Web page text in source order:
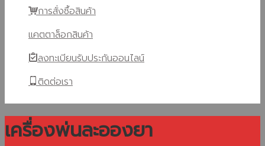
การสั่งซื้อสินค้า
แคตตาล็อกสินค้า
ลงทะเบียนรับประกันออนไลน์
ติดต่อเรา
เครื่องพ่นละอองยา